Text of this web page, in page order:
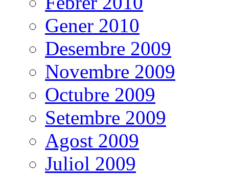
Gener 2010
Desembre 2009
Novembre 2009
Octubre 2009
Setembre 2009
Agost 2009
Juliol 2009